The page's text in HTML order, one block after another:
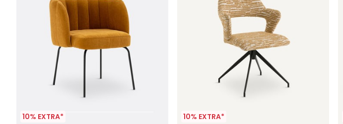
10% EXTRA* 10% EXTRA*